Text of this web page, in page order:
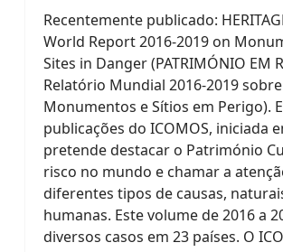
Recentemente publicado:
World Report 2016-2019 on
Sites in Danger (PATRIMÓNIO EM
Relatório Mundial 2016-2019 sobre
Monumentos e Sítios em Perigo).
publicações do ICOMOS, iniciada
pretende destacar o Património
risco no mundo e chamar a
diferentes tipos de causas,
humanas. Este volume de 2016 a
diversos casos em 23 países. O